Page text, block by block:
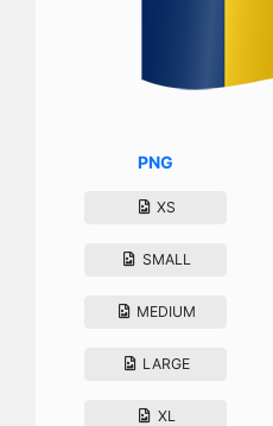
PNG
XS
SMALL
MEDIUM
LARGE
XL